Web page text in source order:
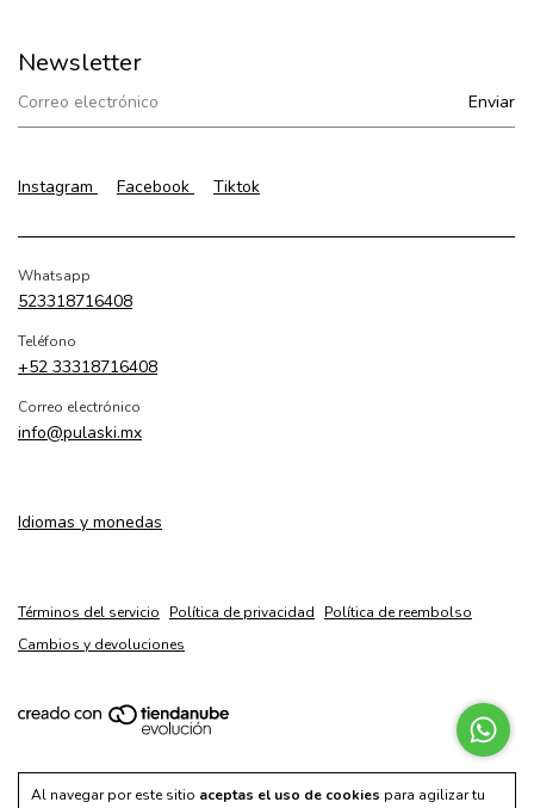
Al navegar por este sitio aceptas el uso de cookies para agilizar tu
Newsletter
Instagram Facebook Tiktok
Whatsapp
523318716408
Teléfono
+52 33318716408
Correo electrónico
info@pulaski.mx
Idiomas y monedas
Términos del servicio Política de privacidad
Política de reembolso
Cambios y devoluciones
Copyright Pulaski Shoes - 2026. Todos los derechos reservados.